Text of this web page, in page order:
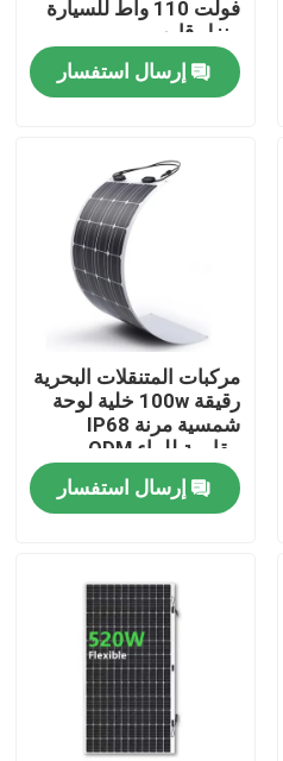
فولت 110 واط للسيارة
منزل قارب
إرسال استفسار
مركبات المتنقلات البحرية
رقيقة 100w خلية لوحة
شمسية مرنة IP68
مقاومة للماء ODM
إرسال استفسار